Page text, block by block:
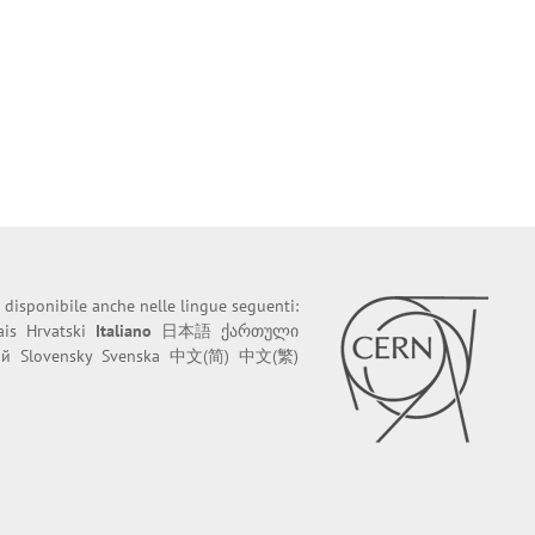
disponibile anche nelle lingue seguenti:
Hrvatski Italiano 日本語 ქართული
Slovensky Svenska 中文(简) 中文(繁)